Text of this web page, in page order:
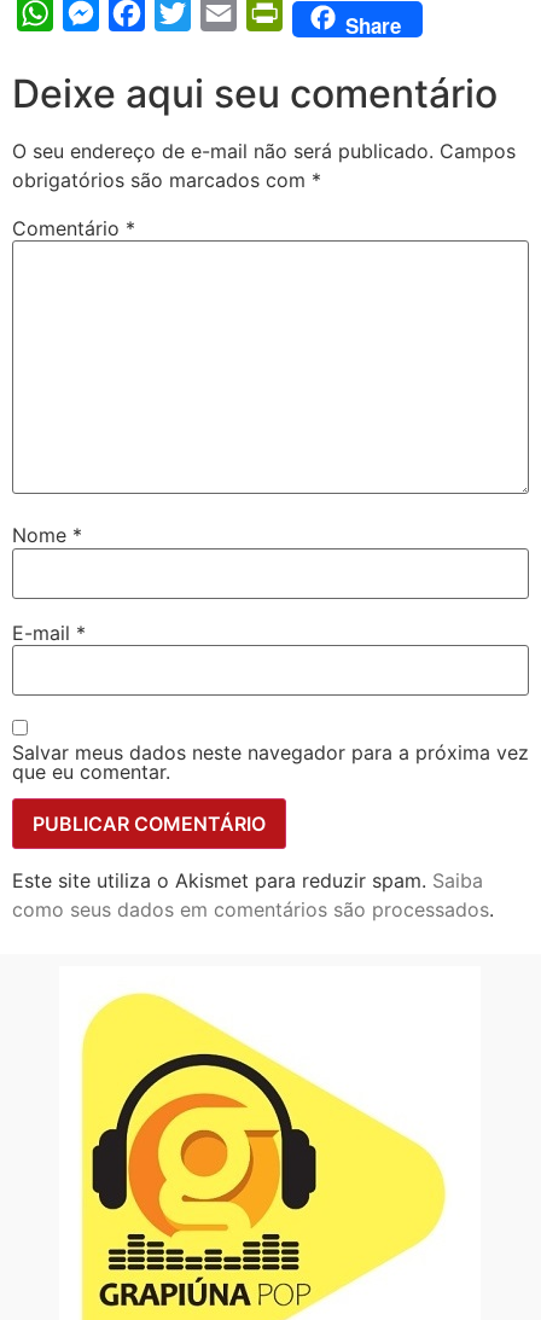
WhatsAppMessengerFacebook
Twitter Email PrintFriendly
Share
Deixe aqui seu comentário
O seu endereço de e-mail não será publicado. Campos
obrigatórios são marcados com *
Comentário *
Nome *
E-mail *
Salvar meus dados neste navegador para a próxima vez
que eu comentar.
Este site utiliza o Akismet para reduzir spam. Saiba
como seus dados em comentários são processados.